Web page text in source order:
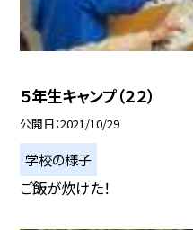
５年生キャンプ（２２）
公開日 2021/10/29
学校の様子
ご飯が炊けた！